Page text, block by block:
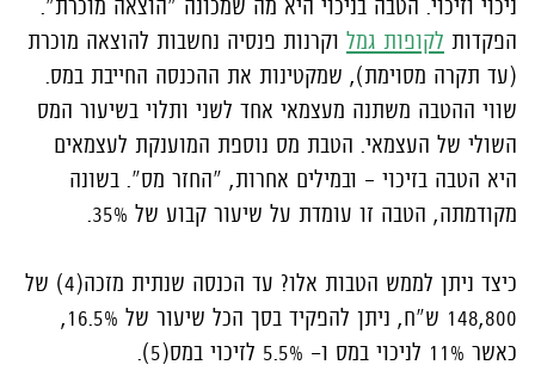
ניכוי וזיכוי. הטבה בניכוי היא מה שמכונה "הוצאה מוכרת".
הפקדות לקופות גמל וקרנות פנסיה נחשבות להוצאה מוכרת
(עד תקרה מסוימת), שמקטינות את ההכנסה החייבת במס.
שווי ההטבה משתנה מעצמאי אחד לשני ותלוי בשיעור המס
השולי של העצמאי. הטבת מס נוספת המוענקת לעצמאים
היא הטבה בזיכוי – ובמילים אחרות, "החזר מס". בשונה
מקודמתה, הטבה זו עומדת על שיעור קבוע של 35%.
כיצד ניתן לממש הטבות אלו? עד הכנסה שנתית מזכה(4) של
148,800 ש"ח, ניתן להפקיד בסך הכל שיעור של 16.5%,
כאשר 11% לניכוי במס ו- 5.5% לזיכוי במס(5).